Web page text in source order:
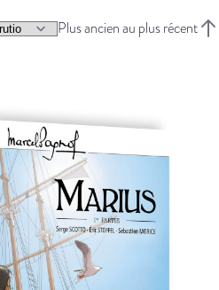
Plus ancien au plus récent